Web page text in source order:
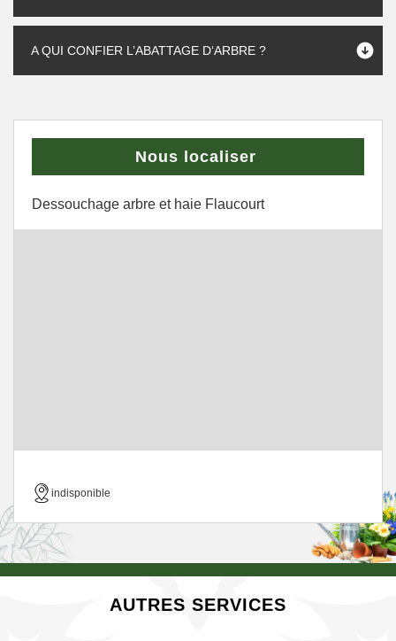
A QUI CONFIER L’ABATTAGE D‘ARBRE ?
Nous localiser
Dessouchage arbre et haie Flaucourt
indisponible
AUTRES SERVICES